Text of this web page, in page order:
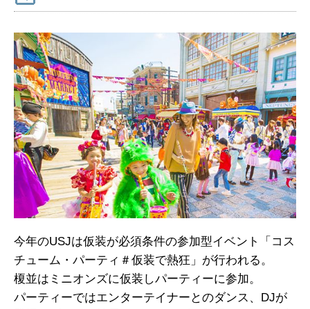
今年のUSJは仮装が必須条件の参加型イベント「コス
チューム・パーティ＃仮装で熱狂」が行われる。
榎並はミニオンズに仮装しパーティーに参加。
パーティーではエンターテイナーとのダンス、DJが